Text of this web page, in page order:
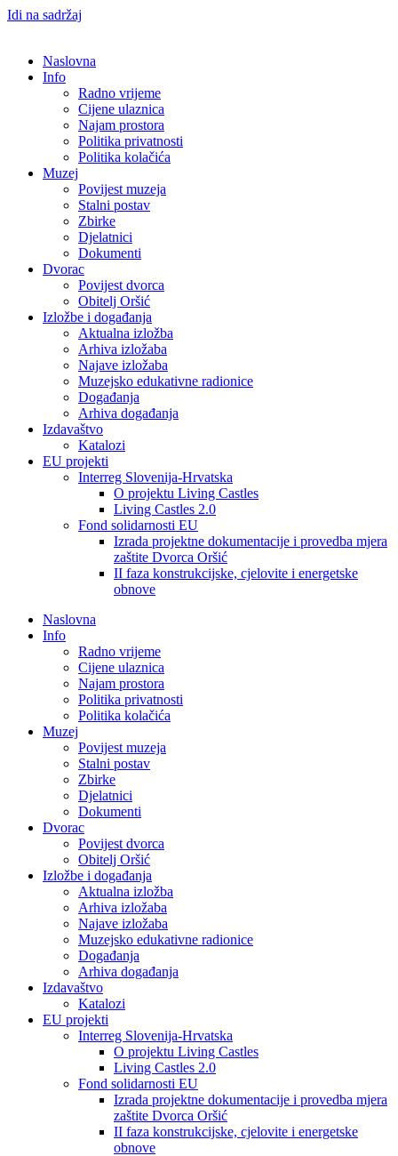
Idi na sadržaj
Naslovna
Info
Radno vrijeme
Cijene ulaznica
Najam prostora
Politika privatnosti
Politika kolačića
Muzej
Povijest muzeja
Stalni postav
Zbirke
Djelatnici
Dokumenti
Dvorac
Povijest dvorca
Obitelj Oršić
Izložbe i događanja
Aktualna izložba
Arhiva izložaba
Najave izložaba
Muzejsko edukativne radionice
Događanja
Arhiva događanja
Izdavaštvo
Katalozi
EU projekti
Interreg Slovenija-Hrvatska
O projektu Living Castles
Living Castles 2.0
Fond solidarnosti EU
Izrada projektne dokumentacije i provedba mjera
zaštite Dvorca Oršić
II faza konstrukcijske, cjelovite i energetske
obnove
Naslovna
Info
Radno vrijeme
Cijene ulaznica
Najam prostora
Politika privatnosti
Politika kolačića
Muzej
Povijest muzeja
Stalni postav
Zbirke
Djelatnici
Dokumenti
Dvorac
Povijest dvorca
Obitelj Oršić
Izložbe i događanja
Aktualna izložba
Arhiva izložaba
Najave izložaba
Muzejsko edukativne radionice
Događanja
Arhiva događanja
Izdavaštvo
Katalozi
EU projekti
Interreg Slovenija-Hrvatska
O projektu Living Castles
Living Castles 2.0
Fond solidarnosti EU
Izrada projektne dokumentacije i provedba mjera
zaštite Dvorca Oršić
II faza konstrukcijske, cjelovite i energetske
obnove